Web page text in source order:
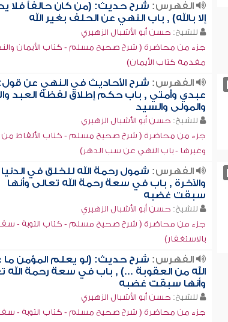
الفهرس: شرح حديث: (من كان حالفاً فلا
إلا بالله) , باب النهي عن الحلف بغير الله
للشيخ: حسن أبو الأشبال الزهيري
جزء من محاضرة ( شرح صحيح مسلم - كتاب الأيمان
مقدمة كتاب الأيمان)
الفهرس: شرح الأحاديث في النهي عن
عبدي وأمتي , باب حكم إطلاق لفظة العبد
والمولى والسيد
للشيخ: حسن أبو الأشبال الزهيري
جزء من محاضرة ( شرح صحيح مسلم - كتاب الألفاظ من
وغيرها - باب النهي عن سب الدهر)
الفهرس: شمول رحمة الله للخلق في الدنيا
والآخرة , باب في سعة رحمة الله تعالى وأنها
سبقت غضبه
للشيخ: حسن أبو الأشبال الزهيري
جزء من محاضرة ( شرح صحيح مسلم - كتاب التوبة -
بالاستغفار)
الفهرس: شرح حديث: (لو يعلم المؤمن ما
الله من العقوبة ...) , باب في سعة رحمة الله
وأنها سبقت غضبه
للشيخ: حسن أبو الأشبال الزهيري
جزء من محاضرة ( شرح صحيح مسلم - كتاب التوبة -